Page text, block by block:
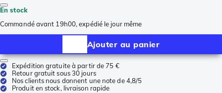
En stock
Commandé avant 19h00, expédié le jour même
Ajouter au panier
Expédition gratuite à partir de 75 €
Retour gratuit sous 30 jours
Nos clients nous donnent une note de 4,8/5
Produit en stock, livraison rapide